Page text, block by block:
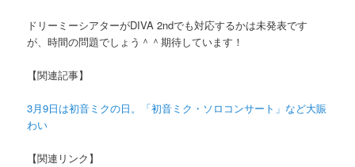
ドリーミーシアターがDIVA 2ndでも対応するかは未発表です
が、時間の問題でしょう＾＾期待しています！
【関連記事】
3月9日は初音ミクの日。「初音ミク・ソロコンサート」など大賑
わい
【関連リンク】